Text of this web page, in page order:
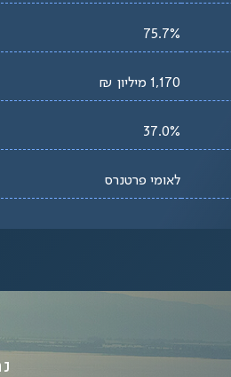
75.7%
1,170 מיליון ₪
37.0%
לאומי פרטנרס